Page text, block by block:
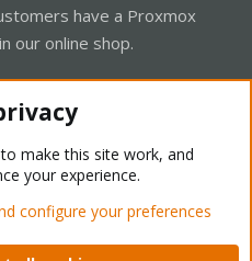
have a Proxmox
our online shop.
Forum - Light Mode
policy Help Home
to make this site work, and
your experience.
configure your preferences